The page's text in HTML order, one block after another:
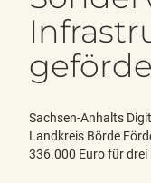
Sachsen-Anhalts
Landkreis Börde
336.000 Euro für